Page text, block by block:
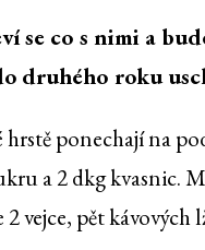
se co s nimi a
druhého roku
hrstě ponechají na
a 2 dkg kvasnic.
pět kávových